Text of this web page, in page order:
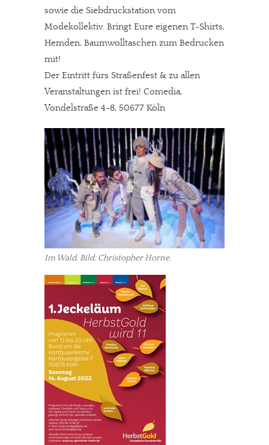
sowie die Siebdruckstation vom
Modekollektiv. Bringt Eure eigenen T-Shirts,
Hemden, Baumwolltaschen zum Bedrucken
mit!
Der Eintritt fürs Straßenfest & zu allen
Veranstaltungen ist frei! Comedia,
Vondelstraße 4-8, 50677 Köln
Im Wald. Bild: Christopher Horne.